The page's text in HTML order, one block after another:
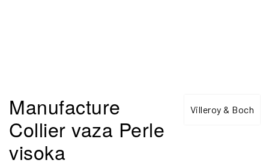
Villeroy & Boch
Manufacture
Collier vaza Perle
visoka